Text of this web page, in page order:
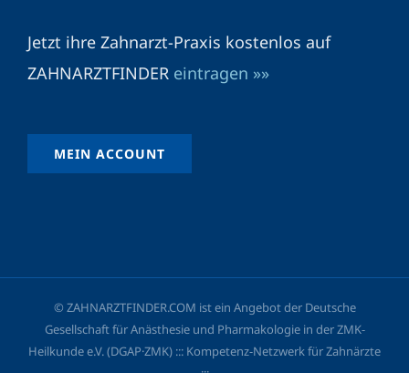
Jetzt ihre Zahnarzt-Praxis kostenlos auf
ZAHNARZTFINDER eintragen »»
MEIN ACCOUNT
© ZAHNARZTFINDER.COM ist ein Angebot der Deutsche
Gesellschaft für Anästhesie und Pharmakologie in der ZMK-
Heilkunde e.V. (DGAP·ZMK) ::: Kompetenz-Netzwerk für Zahnärzte